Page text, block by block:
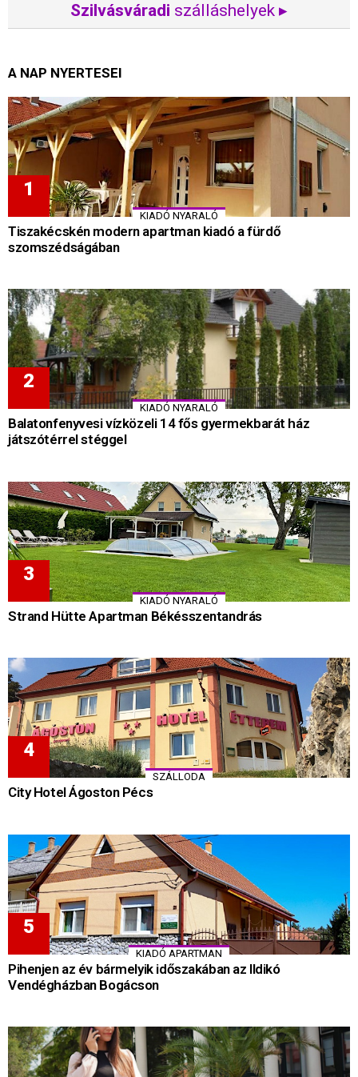
Szilvásváradi szálláshelyek ▸
A NAP NYERTESEI
KIADÓ NYARALÓ
Tiszakécskén modern apartman kiadó a fürdő
szomszédságában
KIADÓ NYARALÓ
Balatonfenyvesi vízközeli 14 fős gyermekbarát ház
játszótérrel stéggel
KIADÓ NYARALÓ
Strand Hütte Apartman Békésszentandrás
SZÁLLODA
City Hotel Ágoston Pécs
KIADÓ APARTMAN
Pihenjen az év bármelyik időszakában az Ildikó
Vendégházban Bogácson